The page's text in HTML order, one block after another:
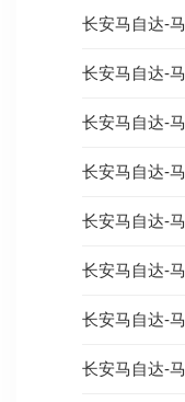
长安马自达-
长安马自达-
长安马自达-
长安马自达-
长安马自达-
长安马自达-
长安马自达-
长安马自达-